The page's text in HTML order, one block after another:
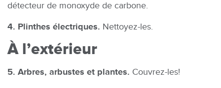
détecteur de monoxyde de carbone.
4. Plinthes électriques. Nettoyez-les.
À l’extérieur
5. Arbres, arbustes et plantes. Couvrez-les!